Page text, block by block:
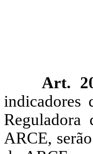
Art.
indicadores
Reguladora
ARCE, serão